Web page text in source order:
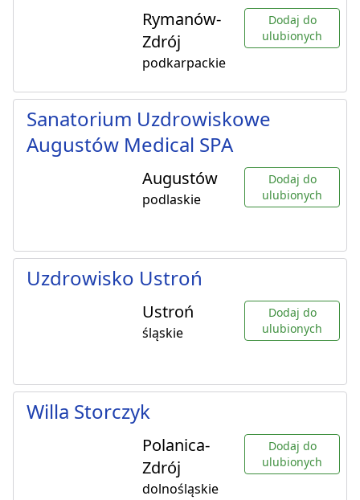
Rymanów-
Zdrój
podkarpackie
Dodaj do
ulubionych
Sanatorium Uzdrowiskowe
Augustów Medical SPA
Augustów
podlaskie
Dodaj do
ulubionych
Uzdrowisko Ustroń
Ustroń
śląskie
Dodaj do
ulubionych
Willa Storczyk
Polanica-
Zdrój
dolnośląskie
Dodaj do
ulubionych